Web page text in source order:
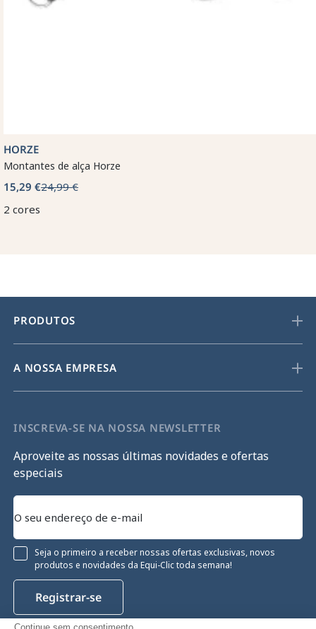
Continue sem consentimento
HORZE
Montantes de alça Horze
15,29 €24,99 €
2 cores
PRODUTOS
A NOSSA EMPRESA
INSCREVA-SE NA NOSSA NEWSLETTER
Aproveite as nossas últimas novidades e ofertas
especiais
Seja o primeiro a receber nossas ofertas exclusivas, novos
produtos e novidades da Equi-Clic toda semana!
Registrar-se